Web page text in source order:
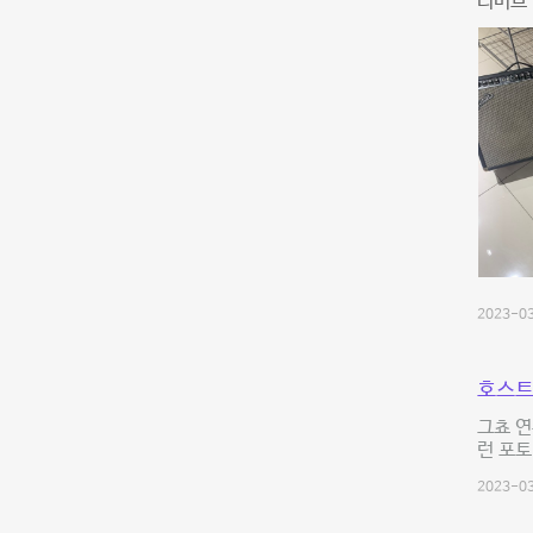
2023-
호스
그쵸
런 포
2023-